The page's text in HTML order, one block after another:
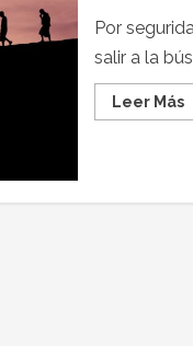
Por
salir a la
Leer Más